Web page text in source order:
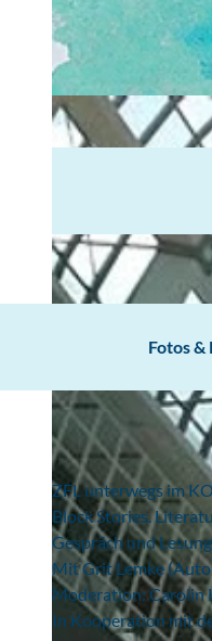
Fotos &
ZFL unterwegs im
Block Stories.
Gespräch und Lesung
Mit Grit Lemke
Moderation: Carolin
In Kooperation mit